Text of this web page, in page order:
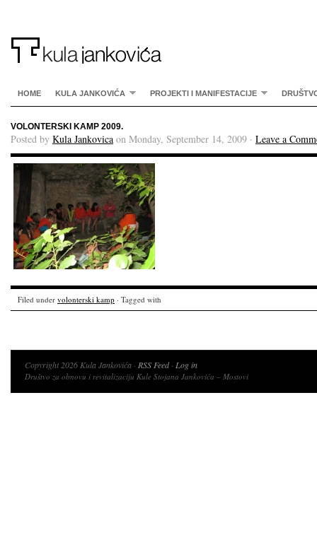
HOME KULA JANKOVIĆA PROJEKTI I MANIFESTACIJE
VOLONTERSKI KAMP 2009.
Posted by Kula Jankovica on Monday, September 14, 2009 · Leave a
Filed under volonterski kamp · Tagged with
Copyright 2026 Kula Jankovića · RSS Feed· Log in
Društvo za obnovu i revitalizaciju Kule Stojana Jankovića – Mostovi